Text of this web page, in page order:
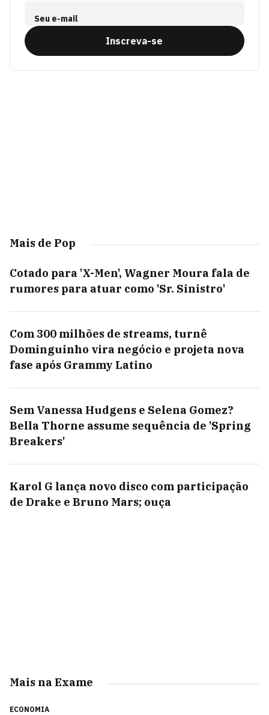
Seu e-mail
Inscreva-se
Mais de Pop
Cotado para 'X-Men', Wagner Moura fala de
rumores para atuar como 'Sr. Sinistro'
Com 300 milhões de streams, turnê
Dominguinho vira negócio e projeta nova
fase após Grammy Latino
Sem Vanessa Hudgens e Selena Gomez?
Bella Thorne assume sequência de 'Spring
Breakers'
Karol G lança novo disco com participação
de Drake e Bruno Mars; ouça
Mais na Exame
ECONOMIA